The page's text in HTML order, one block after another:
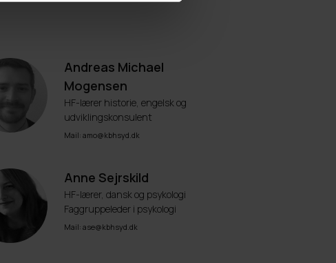
Andreas Michael
Mogensen
HF-lærer historie, engelsk og
udviklingskonsulent
Mail: amo@kbhsyd.dk
Anne Sejrskild
HF-lærer, dansk og psykologi
Faggruppeleder i psykologi
Mail: ase@kbhsyd.dk